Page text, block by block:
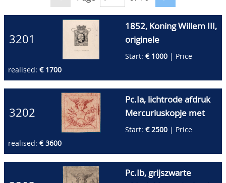
3201
1852, Koning Willem III,
originele
potloodtekening van de
III, kijkend naar rechts,
met kroon en waarde-
aanduiding 0ct,
gesigneerd en
gedateerd door de
te Amsterdam 1851.
Deze komt uit de
Start: € 1000 | Price
realised: € 1700
3202
Pc.Ia, lichtrode afdruk
Mercuriuskopje met
gevleugelde helm met
kruisstrepen
(16½x16½mm) op dik
Start: € 2500 | Price
realised: € 3600
Pc.Ib, grijszwarte